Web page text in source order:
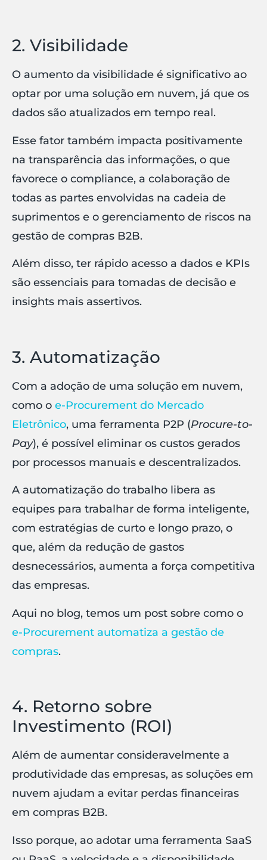
2. Visibilidade
O aumento da visibilidade é significativo ao
optar por uma solução em nuvem, já que os
dados são atualizados em tempo real.
Esse fator também impacta positivamente
na transparência das informações, o que
favorece o compliance, a colaboração de
todas as partes envolvidas na cadeia de
suprimentos e o gerenciamento de riscos na
gestão de compras B2B.
Além disso, ter rápido acesso a dados e KPIs
são essenciais para tomadas de decisão e
insights mais assertivos.
3. Automatização
Com a adoção de uma solução em nuvem,
como o e-Procurement do Mercado
Eletrônico, uma ferramenta P2P (Procure-to-
Pay), é possível eliminar os custos gerados
por processos manuais e descentralizados.
A automatização do trabalho libera as
equipes para trabalhar de forma inteligente,
com estratégias de curto e longo prazo, o
que, além da redução de gastos
desnecessários, aumenta a força competitiva
das empresas.
Aqui no blog, temos um post sobre como o
e-Procurement automatiza a gestão de
compras.
4. Retorno sobre
Investimento (ROI)
Além de aumentar consideravelmente a
produtividade das empresas, as soluções em
nuvem ajudam a evitar perdas financeiras
em compras B2B.
Isso porque, ao adotar uma ferramenta SaaS